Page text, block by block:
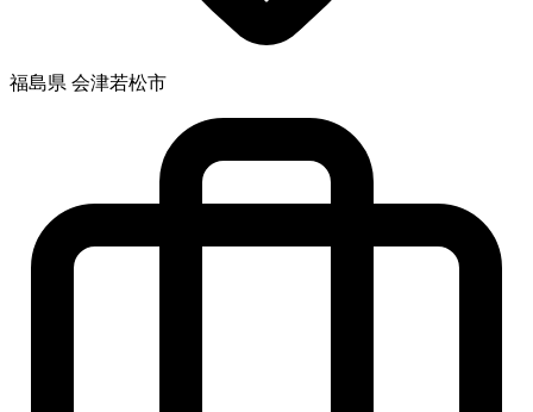
福島県 会津若松市